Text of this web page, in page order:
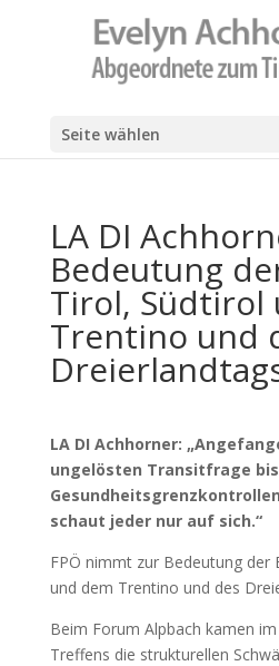
Seite wählen
LA DI
Bedeutung
Tirol, Südtirol
Trentino und
LA DI Achhorner:
ungelösten Transitfrage
schaut jeder nur auf sich.“
FPÖ nimmt zur Bedeutung der
und dem Trentino und des
Beim Forum Alpbach kamen im
Treffens die strukturellen